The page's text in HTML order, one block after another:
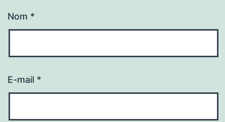
Nom *
E-mail *